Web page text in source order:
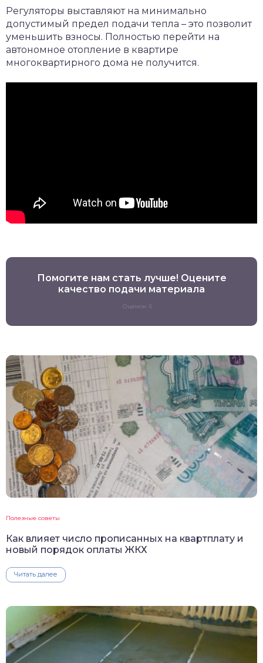
Регуляторы выставляют на минимально
допустимый предел подачи тепла – это позволит
уменьшить взносы. Полностью перейти на
автономное отопление в квартире
многоквартирного дома не получится.
Помогите нам стать лучше! Оцените
качество подачи материала
Оценок: 6
Полезные советы
Как влияет число прописанных на квартплату и
новый порядок оплаты ЖКХ
Читать далее